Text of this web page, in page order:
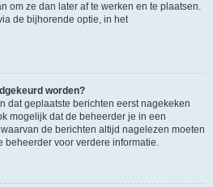
om ze dan later af te werken en te plaatsen.
de bijhorende optie, in het
worden?
dat geplaatste berichten eerst nagekeken
mogelijk dat de beheerder je in een
de berichten altijd nagelezen moeten
beheerder voor verdere informatie.